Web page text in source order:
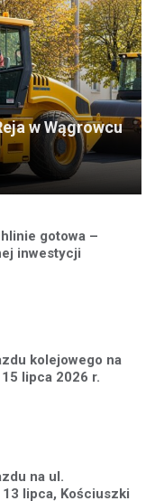
w Wągrowcu
gotowa –
inwestycji
kolejowego na
lipca 2026 r.
na ul.
lipca, Kościuszki